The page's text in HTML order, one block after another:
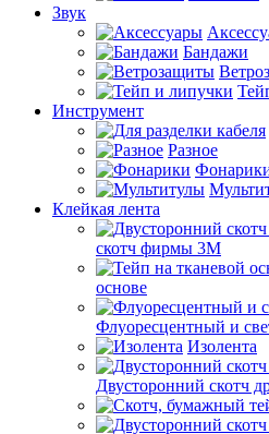
Звук
Бандажи
Инструмент
Разное
Клейкая лента
скотч фирмы 3M
основе
Флуоресцентный и
Изолента
Двусторонний скотч